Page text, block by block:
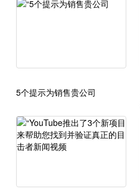
5个提示为销售贵公司